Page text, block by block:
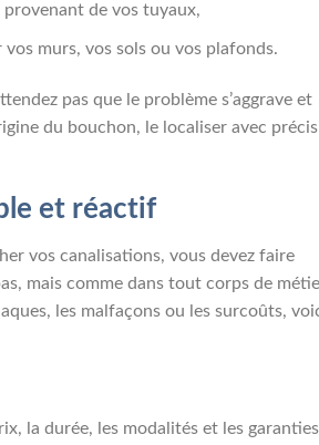
de vos tuyaux,
vos murs, vos sols ou vos plafonds.
pas que le problème s’aggrave et
du bouchon, le localiser avec
et réactif
vos canalisations, vous devez faire
mais comme dans tout corps de
les malfaçons ou les surcoûts,
la durée, les modalités et les